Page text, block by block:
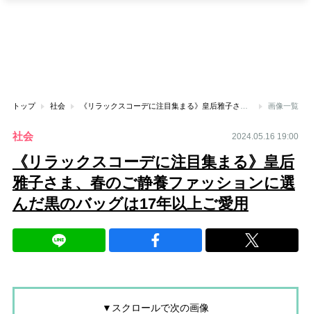
トップ 社会 画像一覧
社会 2024.05.16 19:00
《リラックスコーデに注目集まる》皇后
雅子さま、春のご静養ファッションに選
んだ黒のバッグは17年以上ご愛用
▼スクロールで次の画像